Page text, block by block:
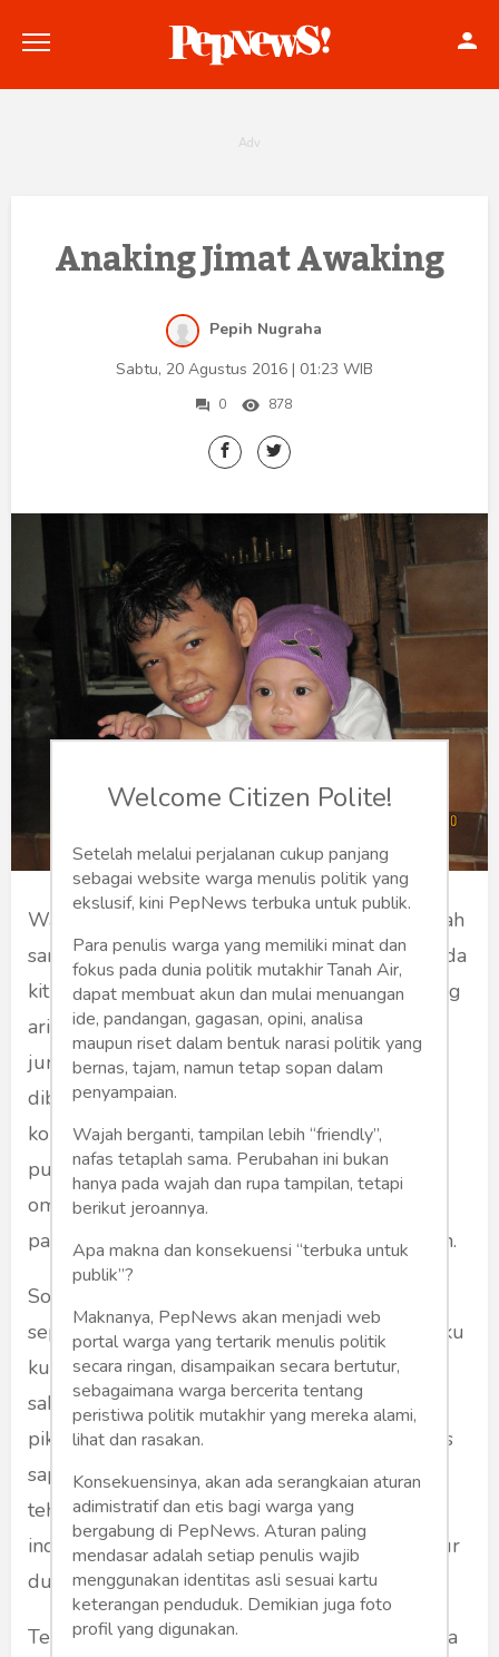
Politik
Sketsa
Tekno
Gaya
Wisata
Anaking Jimat Awaking
Pepih Nugraha
Sabtu, 20 Agustus 2016 | 01:23 WIB
0 878
Wanci tengah peuting kuring karek nepi ka imah
sanggeus rengse ti pagawean. Sopopoena ge da
kitu pagawean teh, nepi ka imah tengah peuting
ari indit meh paburu-buru jeung
jurungkunungna panonpoe. Panto hareup
dibuka ku sorangan da saban poe ge mawa
konci. Karek ge rek niiskeun kesang, kasampak
pun anak nu cikal, si Kakang, keur parea-rea
omongjeung indungna. Sigana mah aya
pasualan genting antara indung jeung anak teh.
Sok kantong nu eusina alat-alat pagawean
seperti komputer tablet jeung telepon cekel ku
kuring diteundeun na luhur meja. Awak
sakuduna mah hayang geura istirohat kusabab
pikiran geus leuleus teu nangan alatan diperes
sapopoe di tempat pagawean. “Aya noan ieu
teh?” cekeng teh bari sok diuk nyanghareup
indung jeung budak. Si bungsu nu kakara umur
dua taun mah geus ngagojod di pangkeng.
Teu aya nu ngawalon. Kuring nungguan. Kakara
Welcome Citizen Polite!
Setelah melalui perjalanan cukup panjang
sebagai website warga menulis politik yang
ekslusif, kini PepNews terbuka untuk publik.
Para penulis warga yang memiliki minat dan
fokus pada dunia politik mutakhir Tanah Air,
dapat membuat akun dan mulai menuangan
ide, pandangan, gagasan, opini, analisa
maupun riset dalam bentuk narasi politik yang
bernas, tajam, namun tetap sopan dalam
penyampaian.
Wajah berganti, tampilan lebih “friendly”,
nafas tetaplah sama. Perubahan ini bukan
hanya pada wajah dan rupa tampilan, tetapi
berikut jeroannya.
Apa makna dan konsekuensi “terbuka untuk
publik”?
Maknanya, PepNews akan menjadi web
portal warga yang tertarik menulis politik
secara ringan, disampaikan secara bertutur,
sebagaimana warga bercerita tentang
peristiwa politik mutakhir yang mereka alami,
lihat dan rasakan.
Konsekuensinya, akan ada serangkaian aturan
adimistratif dan etis bagi warga yang
bergabung di PepNews. Aturan paling
mendasar adalah setiap penulis wajib
menggunakan identitas asli sesuai kartu
keterangan penduduk. Demikian juga foto
profil yang digunakan.